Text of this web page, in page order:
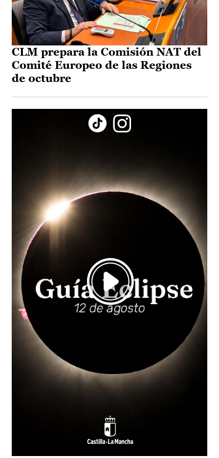
CLM prepara la Comisión NAT del
Comité Europeo de las Regiones
de octubre